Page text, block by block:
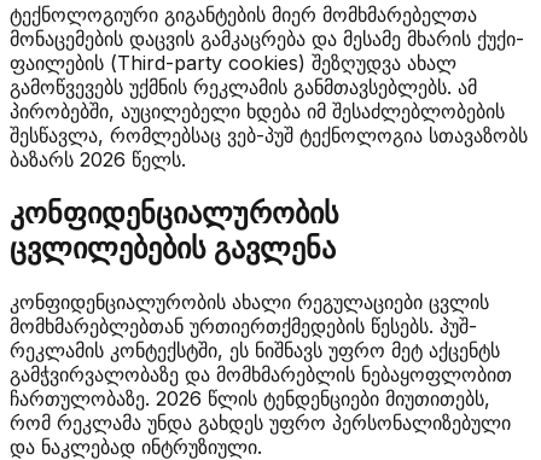
ტექნოლოგიური გიგანტების მიერ მომხმარებელთა
მონაცემების დაცვის გამკაცრება და მესამე მხარის ქუქი-
ფაილების (Third-party cookies) შეზღუდვა ახალ
გამოწვევებს უქმნის რეკლამის განმთავსებლებს. ამ
პირობებში, აუცილებელი ხდება იმ შესაძლებლობების
შესწავლა, რომლებსაც ვებ-პუშ ტექნოლოგია სთავაზობს
ბაზარს 2026 წელს.
კონფიდენციალურობის
ცვლილებების გავლენა
კონფიდენციალურობის ახალი რეგულაციები ცვლის
მომხმარებლებთან ურთიერთქმედების წესებს. პუშ-
რეკლამის კონტექსტში, ეს ნიშნავს უფრო მეტ აქცენტს
გამჭვირვალობაზე და მომხმარებლის ნებაყოფლობით
ჩართულობაზე. 2026 წლის ტენდენციები მიუთითებს,
რომ რეკლამა უნდა გახდეს უფრო პერსონალიზებული
და ნაკლებად ინტრუზიული.